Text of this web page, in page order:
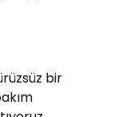
bir